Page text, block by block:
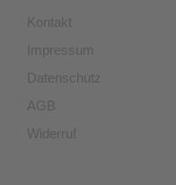
Kontakt
Impressum
Datenschutz
AGB
Widerruf